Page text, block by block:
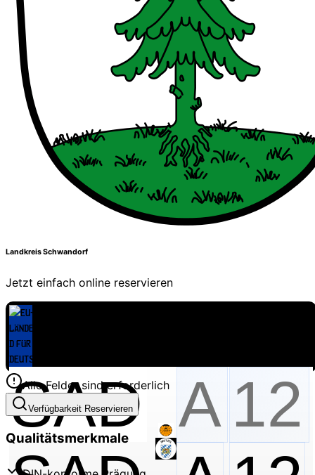
Landkreis Schwandorf
Jetzt einfach online reservieren
Alle Felder sind erforderlich
Verfügbarkeit Reservieren
Qualitätsmerkmale